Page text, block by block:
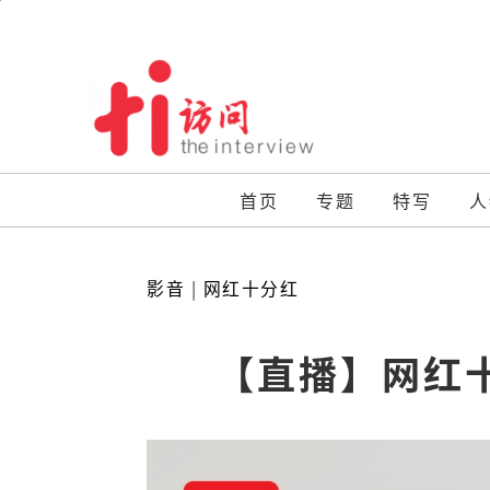
首页 专题 特写
影音 | 网红十分红
【直播】网